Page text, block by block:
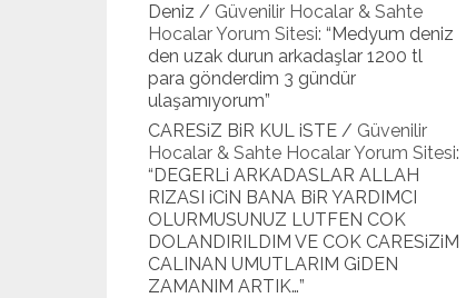
Deniz / Güvenilir Hocalar & Sahte
Hocalar Yorum Sitesi: “Medyum deniz
den uzak durun arkadaşlar 1200 tl
para gönderdim 3 gündür
ulaşamıyorum”
CARESiZ BiR KUL iSTE / Güvenilir
Hocalar & Sahte Hocalar Yorum Sitesi:
“DEGERLi ARKADASLAR ALLAH
RIZASI iCiN BANA BiR YARDIMCI
OLURMUSUNUZ LUTFEN COK
DOLANDIRILDIM VE COK CARESiZiM
CALINAN UMUTLARIM GiDEN
ZAMANIM ARTIK…”